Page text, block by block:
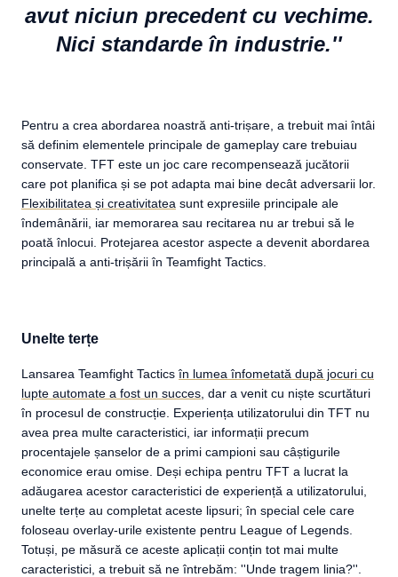
avut niciun precedent cu vechime.
Nici standarde în industrie.''
Pentru a crea abordarea noastră anti-trișare, a trebuit mai întâi
să definim elementele principale de gameplay care trebuiau
conservate. TFT este un joc care recompensează jucătorii
care pot planifica și se pot adapta mai bine decât adversarii lor.
Flexibilitatea și creativitatea sunt expresiile principale ale
îndemânării, iar memorarea sau recitarea nu ar trebui să le
poată înlocui. Protejarea acestor aspecte a devenit abordarea
principală a anti-trișării în Teamfight Tactics.
Unelte terțe
Lansarea Teamfight Tacticsîn lumea înfometată după jocuri cu
lupte automate a fost un succes , dar a venit cu niște scurtături
în procesul de construcție. Experiența utilizatorului din TFT nu
avea prea multe caracteristici, iar informații precum
procentajele șanselor de a primi campioni sau câștigurile
economice erau omise. Deși echipa pentru TFT a lucrat la
adăugarea acestor caracteristici de experiență a utilizatorului,
unelte terțe au completat aceste lipsuri; în special cele care
foloseau overlay-urile existente pentru League of Legends.
Totuși, pe măsură ce aceste aplicații conțin tot mai multe
caracteristici, a trebuit să ne întrebăm: ''Unde tragem linia?''.